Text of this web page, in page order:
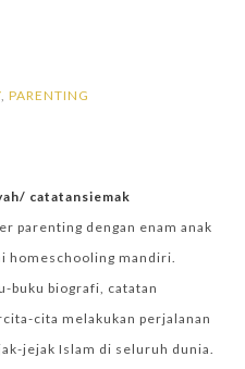
PARENTING
catatansiemak
parenting dengan enam anak
homeschooling mandiri.
buku biografi, catatan
cita melakukan perjalanan
jejak Islam di seluruh dunia.